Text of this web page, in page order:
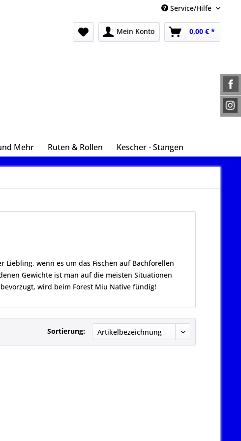
Service/Hilfe
Mein Konto 0,00 € *
Mehr Ruten & Rollen Kescher - Stangen
wenn es um das Fischen auf Bachforellen
Gewichte ist man auf die meisten Situationen
wird beim Forest Miu Native fündig!
Sortierung: